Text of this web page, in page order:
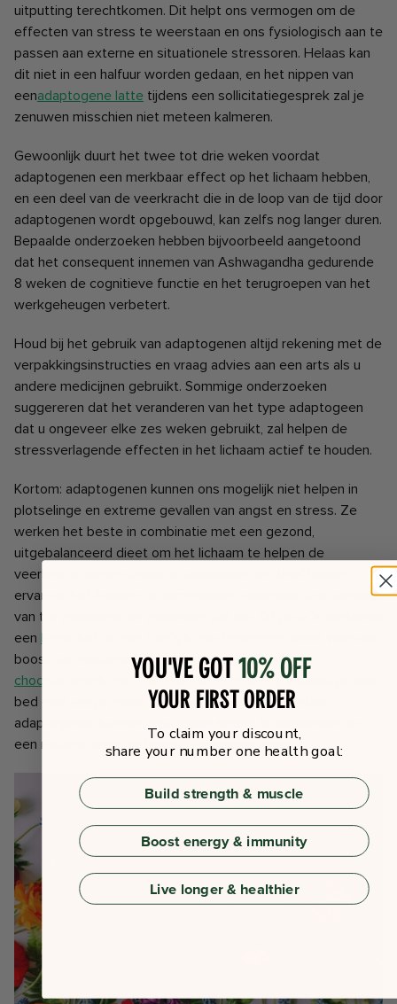
uitputting terechtkomen. Dit helpt ons vermogen om de
effecten van stress te weerstaan ​​en ons fysiologisch aan te
passen aan externe en situationele stressoren. Helaas kan
dit niet in een halfuur worden gedaan, en het nippen van
eenadaptogene latte tijdens een sollicitatiegesprek zal je
zenuwen misschien niet meteen kalmeren.
Gewoonlijk duurt het twee tot drie weken voordat
adaptogenen een merkbaar effect op het lichaam hebben,
en een deel van de veerkracht die in de loop van de tijd door
adaptogenen wordt opgebouwd, kan zelfs nog langer duren.
Bepaalde onderzoeken hebben bijvoorbeeld aangetoond
dat het consequent innemen van Ashwagandha gedurende
8 weken de cognitieve functie en het terugroepen van het
werkgeheugen verbetert.
Houd bij het gebruik van adaptogenen altijd rekening met de
verpakkingsinstructies en vraag advies aan een arts als u
andere medicijnen gebruikt. Sommige onderzoeken
suggereren dat het veranderen van het type adaptogeen
dat u ongeveer elke zes weken gebruikt, zal helpen de
stressverlagende effecten in het lichaam actief te houden.
Kortom: adaptogenen kunnen ons mogelijk niet helpen in
plotselinge en extreme gevallen van angst en stress. Ze
werken het beste in combinatie met een gezond,
uitgebalanceerd dieet om het lichaam te helpen de
veerkracht tegen stress te verbeteren en de effecten
ervan op het lichaam te verminderen, waardoor u na verloop
van tijd gelukkiger en gezonder zult zijn. Of je
een kopje koffie met Lion's Mane Mushroom
boost van helderheid, of eenrustgevende warme
chocolademelk met Reishi en Ashwagandha voordat je naar
bed gaat om je geest te helpen ontspannen in slaap,
adaptogenen kunnen ons helpen stress te beheersen en
een rustiger leven te leiden. , gelukkiger leven.
You've got10% off
your first order
To claim your discount,
share your number one health goal:
Build strength & muscle
Boost energy & immunity
Live longer & healthier